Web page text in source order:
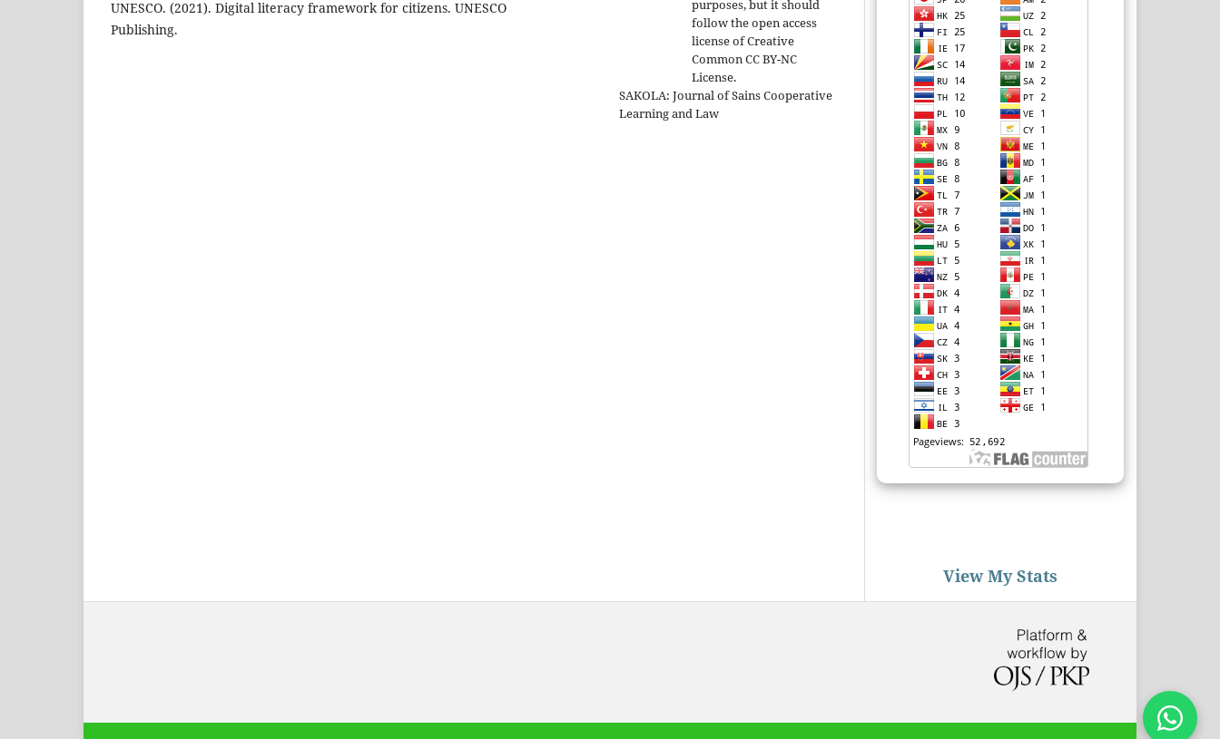
UNESCO. (2021). Digital literacy framework for citizens. UNESCO
Publishing.
purposes, but it should
follow the open access
license of Creative
Common CC BY-NC
License.
SAKOLA: Journal of Sains Cooperative
Learning and Law
View My Stats